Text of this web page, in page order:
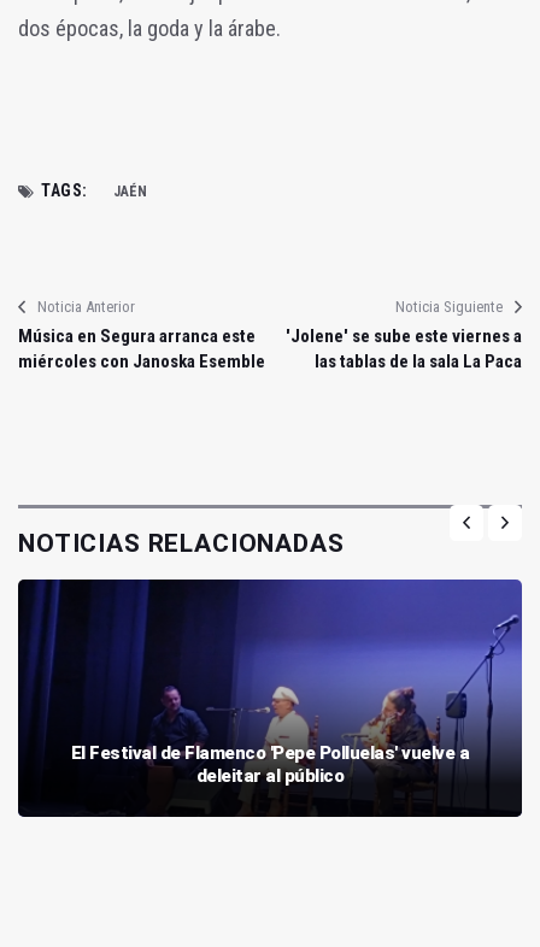
dos épocas, la goda y la árabe.
TAGS: JAÉN
Noticia Anterior
Música en Segura arranca este
miércoles con Janoska Esemble
Noticia Siguiente
'Jolene' se sube este viernes a
las tablas de la sala La Paca
NOTICIAS RELACIONADAS
El Festival de Flamenco 'Pepe Polluelas' vuelve a
deleitar al público